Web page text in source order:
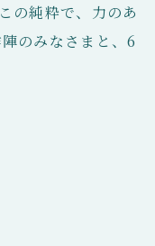
の純粋で、力のあ
のみなさまと、6